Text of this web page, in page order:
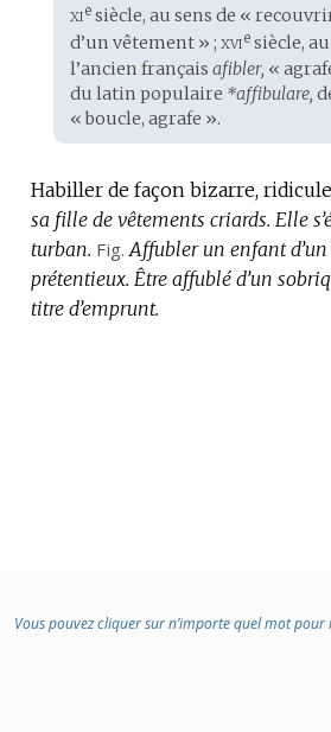
Étymologie
:
xiesiècle, au sens de «
d’un vêtement » ; xviesiècle,
l’ancien français afibler, «
du latin populaire *affibulare,
« boucle, agrafe ».
Habiller de façon bizarre,
sa fille de vêtements criards. Elle
turban. Fig. Affubler un enfant
prétentieux. Être affublé d’un
titre d’emprunt.
Vous pouvez cliquer sur n’importe quel mot